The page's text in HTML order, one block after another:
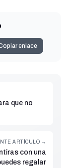
enlace
que no
ARTÍCULO →
con una
regalar